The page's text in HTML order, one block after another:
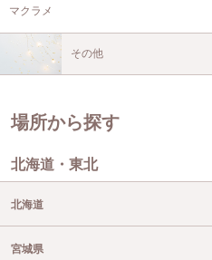
マクラメ
その他
場所から探す
北海道・東北
北海道
宮城県